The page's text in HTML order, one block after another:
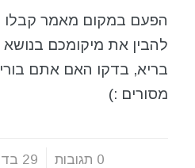
הפעם במקום מאמר קבלו
להבין את מיקומכם בנושא
בריא, בדקו האם אתם
מסורים :)
0 תגובות
/ 29 בדצמבר 2023